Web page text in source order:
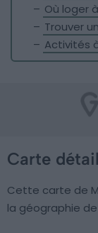
– Où loger
– Trouver
– Activités
Carte
Cette carte de
la géographie de